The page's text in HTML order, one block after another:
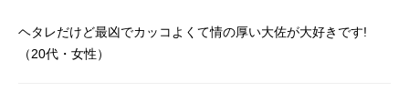
ヘタレだけど最凶でカッコよくて情の厚い大佐が大好きです!
（20代・女性）